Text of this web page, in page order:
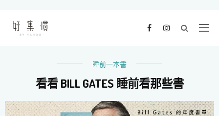
睡前一本書
看看 BILL GATES 睡前看那些書